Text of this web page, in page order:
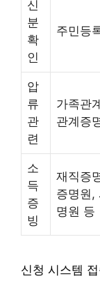
신
분
확
인
주민등
압
류
관
련
가족관
관계증
소
득
증
빙
재직증
증명원,
명원 등
신청 시스템